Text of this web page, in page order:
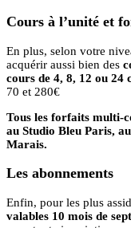
Cours à l’unité et
En plus, selon votre
acquérir aussi bien des
cours de 4, 8, 12 ou 24
70 et 280€
Tous les forfaits multi-
au Studio Bleu Paris,
Marais.
Les abonnements
Enfin, pour les plus
valables 10 mois de